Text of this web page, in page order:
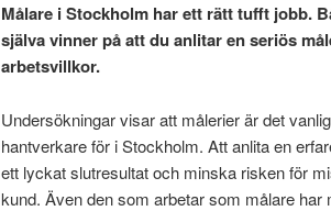
Målare i Stockholm har ett rätt tufft jobb.
själva vinner på att du anlitar en seriös
arbetsvillkor.
Undersökningar visar att målerier är det
hantverkare för i Stockholm. Att anlita en
ett lyckat slutresultat och minska risken för
kund. Även den som arbetar som målare